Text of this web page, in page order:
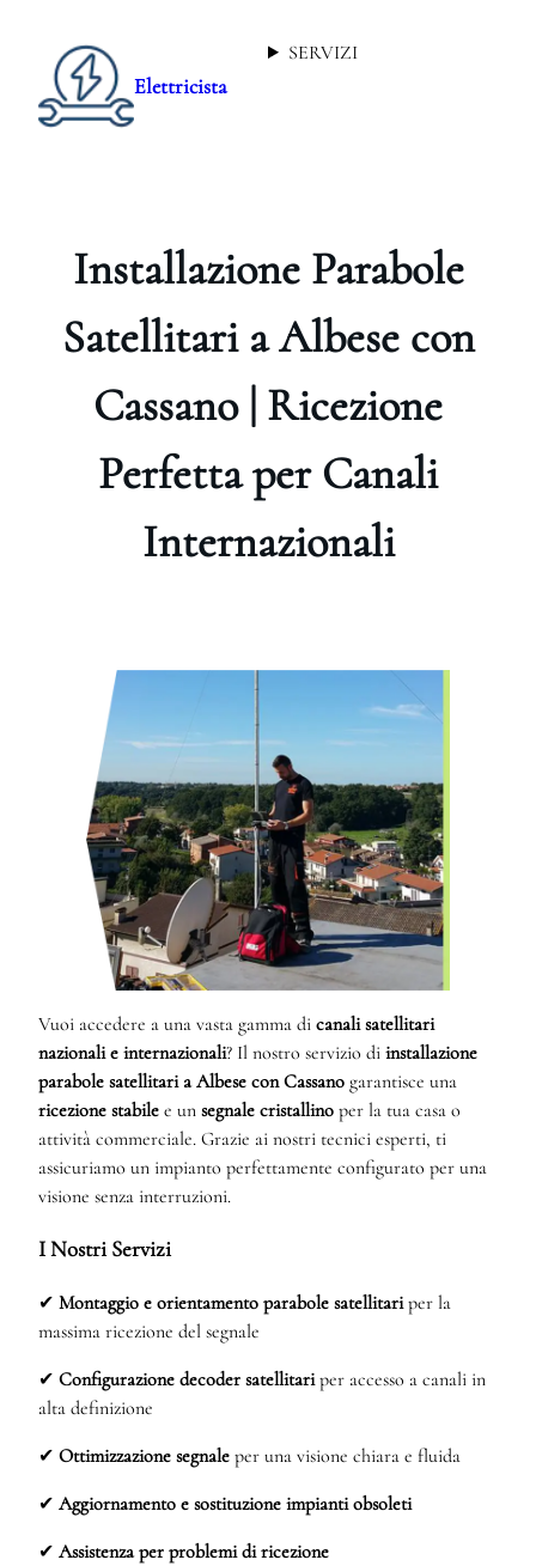
Elettricista
SERVIZI
Installazione Parabole
Satellitari a Albese con
Cassano | Ricezione
Perfetta per Canali
Internazionali
Vuoi accedere a una vasta gamma di canali satellitari
nazionali e internazionali? Il nostro servizio di installazione
parabole satellitari a Albese con Cassano garantisce una
ricezione stabile e un segnale cristallino per la tua casa o
attività commerciale. Grazie ai nostri tecnici esperti, ti
assicuriamo un impianto perfettamente configurato per una
visione senza interruzioni.
I Nostri Servizi
✔ Montaggio e orientamento parabole satellitariper la
massima ricezione del segnale
✔ Configurazione decoder satellitariper accesso a canali in
alta definizione
✔ Ottimizzazione segnale per una visione chiara e fluida
✔ Aggiornamento e sostituzione impianti obsoleti
✔ Assistenza per problemi di ricezione